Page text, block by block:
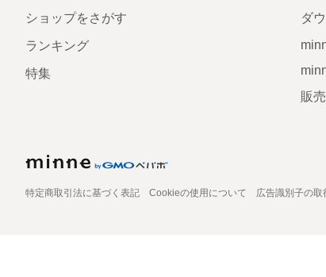
ショップをさがす
ランキング
特集
ダ
販
特定商取引法に基づく表記 Cookieの使用について 広告識別子の取